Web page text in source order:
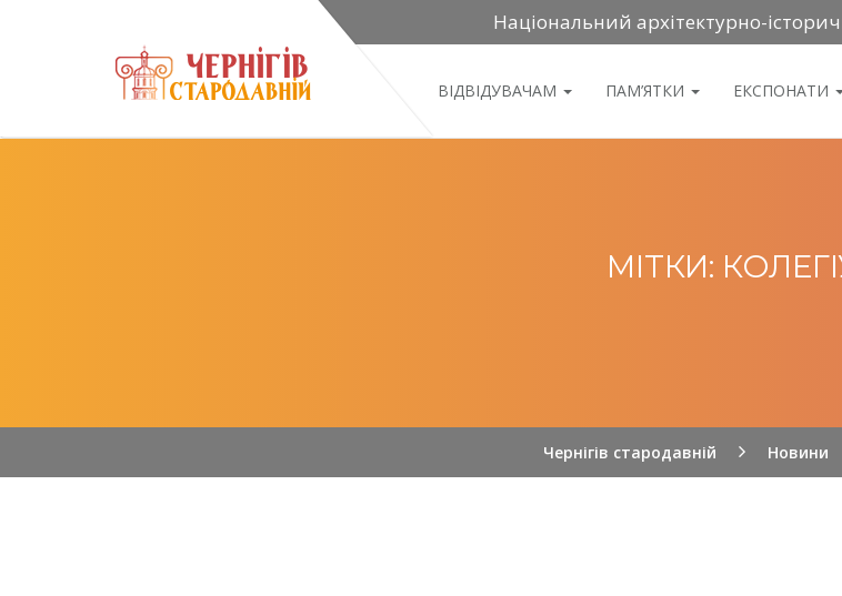
Національний архітектурно-
ВІДВІДУВАЧАМ ПАМ’ЯТКИ ЕКСПОНАТИ
МІТКИ:
Чернігів стародавній Новини